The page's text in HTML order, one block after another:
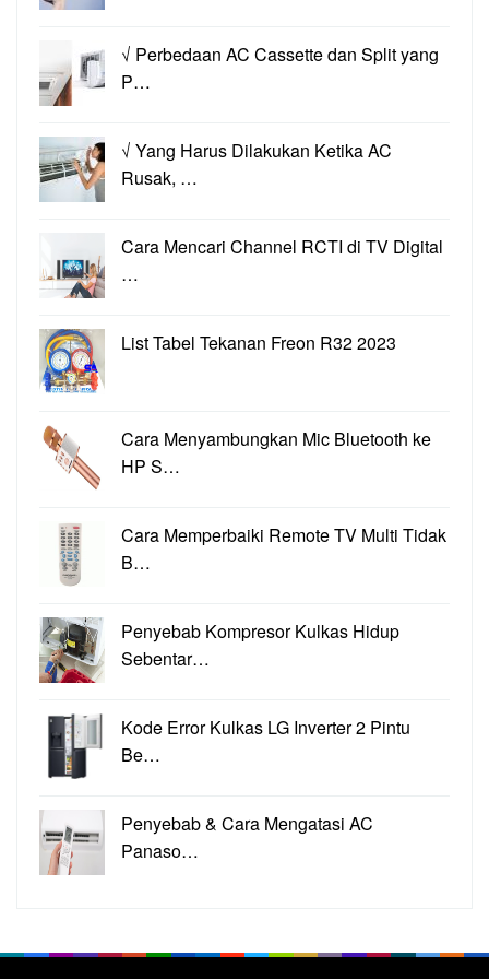
√ Perbedaan AC Cassette dan Split yang
P…
√ Yang Harus Dilakukan Ketika AC
Rusak, …
Cara Mencari Channel RCTI di TV Digital
…
List Tabel Tekanan Freon R32 2023
Cara Menyambungkan Mic Bluetooth ke
HP S…
Cara Memperbaiki Remote TV Multi Tidak
B…
Penyebab Kompresor Kulkas Hidup
Sebentar…
Kode Error Kulkas LG Inverter 2 Pintu
Be…
Penyebab & Cara Mengatasi AC
Panaso…